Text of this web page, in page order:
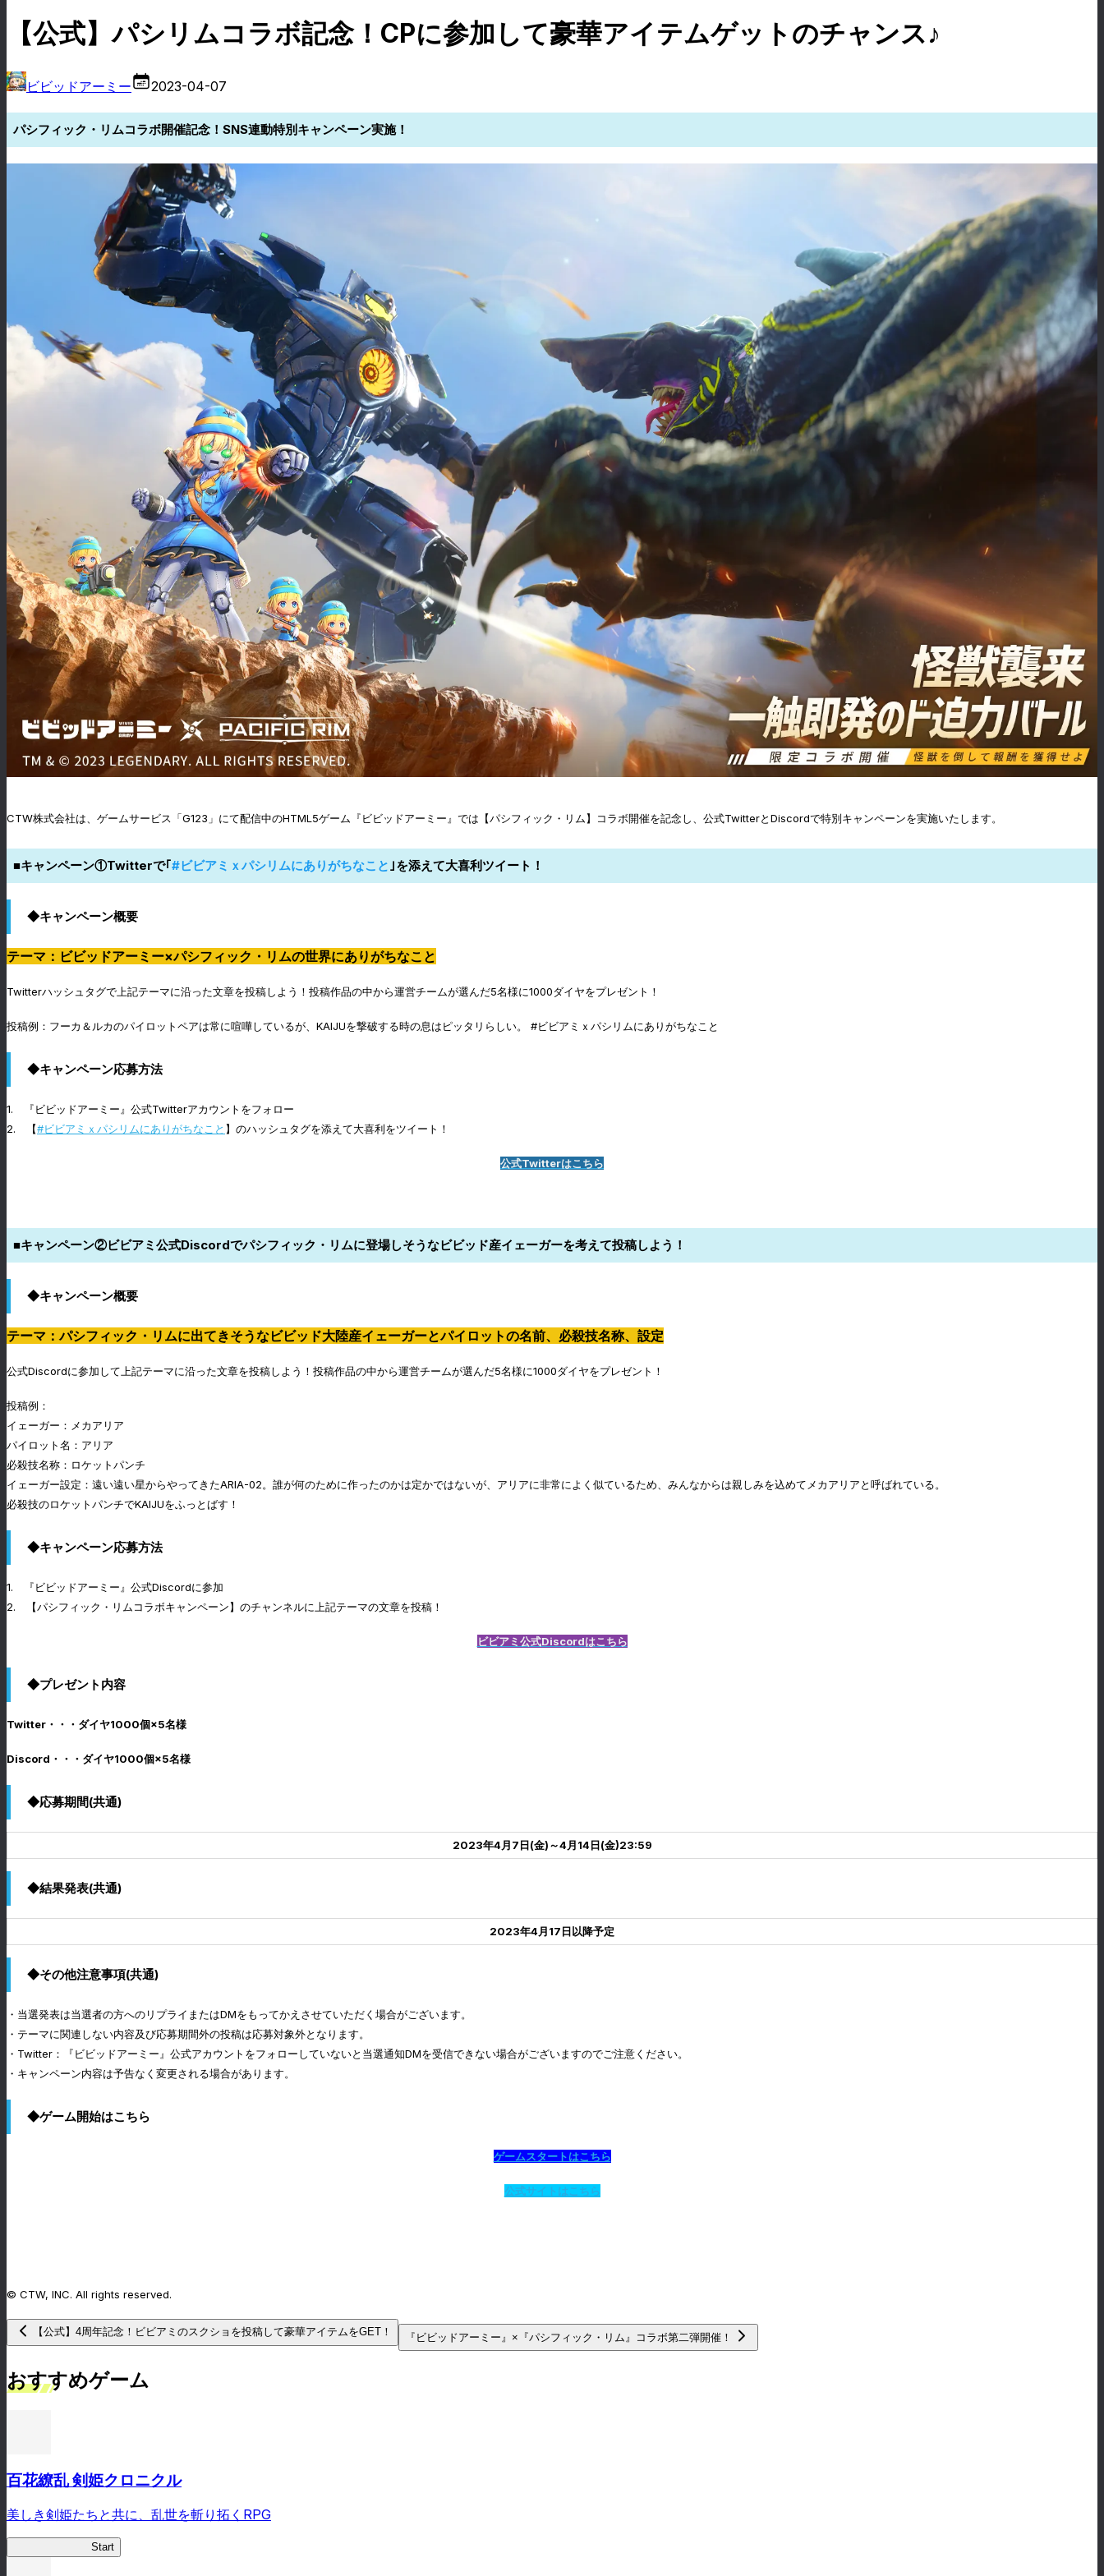
【公式】パシリムコラボ記念！CPに参加して豪華アイテムゲットのチャンス♪
ビビッドアーミー 2023-04-07
パシフィック・リムコラボ開催記念！SNS連動特別キャンペーン実施！
CTW株式会社は、ゲームサービス「G123」にて配信中のHTML5ゲーム『ビビッドアーミー』では【パシフィック・リム】コラボ開催を記念し、公式TwitterとDiscordで特別キャンペーンを実施いたします。
■キャンペーン①Twitterで｢#ビビアミｘパシリムにありがちなこと ｣を添えて大喜利ツイート！
◆キャンペーン概要
テーマ：ビビッドアーミー×パシフィック・リムの世界にありがちなこと
Twitterハッシュタグで上記テーマに沿った文章を投稿しよう！投稿作品の中から運営チームが選んだ5名様に1000ダイヤをプレゼント！
投稿例：フーカ＆ルカのパイロットペアは常に喧嘩しているが、KAIJUを撃破する時の息はピッタリらしい。 #ビビアミｘパシリムにありがちなこと
◆キャンペーン応募方法
1. 『ビビッドアーミー』公式Twitterアカウントをフォロー
2.
【#ビビアミｘパシリムにありがちなこと 】のハッシュタグを添えて大喜利をツイート！
公式Twitterはこちら
■キャンペーン②ビビアミ公式Discordでパシフィック・リムに登場しそうなビビッド産イェーガーを考えて投稿しよう！
◆キャンペーン概要
テーマ：パシフィック・リムに出てきそうなビビッド大陸産イェーガーとパイロットの名前、必殺技名称、設定
公式Discordに参加して上記テーマに沿った文章を投稿しよう！投稿作品の中から運営チームが選んだ5名様に1000ダイヤをプレゼント！
投稿例：
イェーガー：メカアリア
パイロット名：アリア
必殺技名称：ロケットパンチ
イェーガー設定：遠い遠い星からやってきたARIA-02。誰が何のために作ったのかは定かではないが、アリアに非常によく似ているため、みんなからは親しみを込めてメカアリアと呼ばれている。
必殺技のロケットパンチでKAIJUをふっとばす！
◆キャンペーン応募方法
1. 『ビビッドアーミー』公式Discordに参加
2.
【パシフィック・リムコラボキャンペーン】のチャンネルに上記テーマの文章を投稿！
ビビアミ公式Discordはこちら
◆プレゼント内容
Twitter・・・ダイヤ1000個×5名様
Discord・・・ダイヤ1000個×5名様
◆応募期間(共通)
2023年4月7日(金)～4月14日(金)23:59
◆結果発表(共通)
2023年4月17日以降予定
◆その他注意事項(共通)
・当選発表は当選者の方へのリプライまたはDMをもってかえさせていただく場合がございます。
・テーマに関連しない内容及び応募期間外の投稿は応募対象外となります。
・Twitter：『ビビッドアーミー』公式アカウントをフォローしていないと当選通知DMを受信できない場合がございますのでご注意ください。
・キャンペーン内容は予告なく変更される場合があります。
◆ゲーム開始はこちら
ゲームスタートはこちら
公式サイトはこちら
© CTW, INC. All rights reserved.
【公式】4周年記念！ビビアミのスクショを投稿して豪華アイテムをGET！ 『ビビッドアーミー』×『パシフィック・リム』コラボ第二弾開催！
おすすめゲーム
百花繚乱 剣姫クロニクル
美しき剣姫たちと共に、乱世を斬り拓くRPG
Start